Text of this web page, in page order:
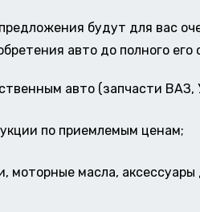
будут для вас
авто до полного
авто (запчасти ВАЗ,
по приемлемым ценам;
моторные масла, аксессуары